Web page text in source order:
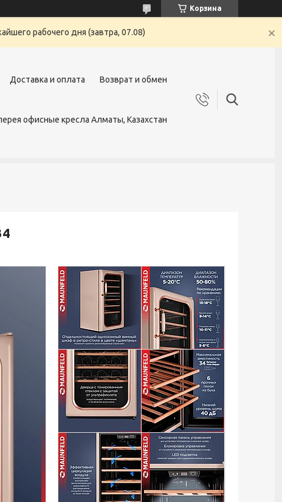
Корзина
рабочего дня (завтра, 07.08)
Доставка и оплата Возврат и обмен
офисные кресла Алматы, Казахстан